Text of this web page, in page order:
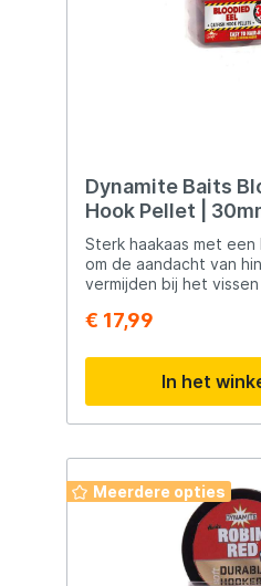
Dynamite Baits
Hook Pellet |
Sterk haakaas met
om de aandacht van
vermijden bij het
er een boiliernaald
worden.
€ 17,99
In het
Meerdere opties